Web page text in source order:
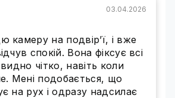
03.04.2026
камеру на подвір’ї, і вже
спокій. Вона фіксує всі
чітко, навіть коли
Мені подобається, що
на рух і одразу надсилає